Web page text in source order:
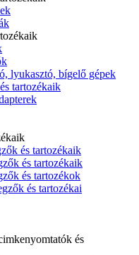
lyukasztó, bígelő gépek
tartozékaik
és tartozékaik
és tartozékaik
és tartozékok
és tartozékai
és